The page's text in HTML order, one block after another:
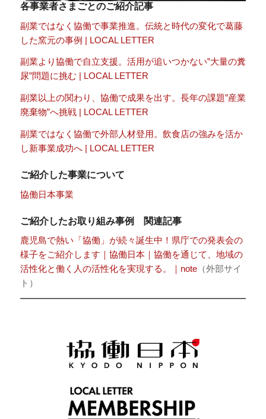
各事業者さまごとのご紹介記事
副業ではなく協働で事業推進。伝統と時代の変化で葛藤
した窯元の事例 | LOCAL LETTER
副業より協働で自立支援。活用が追いつかない”大量の糞
尿”問題に挑む | LOCAL LETTER
副業以上の関わり、協働で成果を出す。長年の課題”産業
廃棄物”へ挑戦 | LOCAL LETTER
副業ではなく協働で外部人材登用。飲食店の強みを活か
し新事業成功へ | LOCAL LETTER
ご紹介した事業について
協働日本事業
ご紹介したお取り組み事例 関連記事
鹿児島で熱い「協働」が続々誕生中！県庁での発表会の
様子をご紹介します｜協働日本｜協働を通じて、地域の
活性化と働く人の活性化を実現する。｜note（外部サイ
ト）